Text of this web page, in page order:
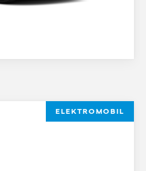
ELEKTROMOBIL